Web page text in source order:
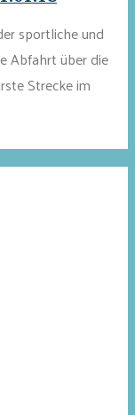
sportliche und
Abfahrt über die
Strecke im